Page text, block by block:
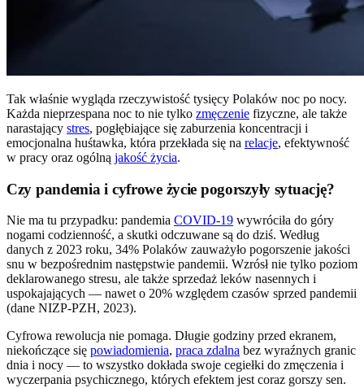
Tak właśnie wygląda rzeczywistość tysięcy Polaków noc po nocy.
Każda nieprzespana noc to nie tylko zmęczenie fizyczne, ale także
narastający stres, pogłębiające się zaburzenia koncentracji i
emocjonalna huśtawka, która przekłada się na relacje, efektywność
w pracy oraz ogólną jakość życia.
Czy pandemia i cyfrowe życie pogorszyły sytuację?
Nie ma tu przypadku: pandemia COVID-19 wywróciła do góry
nogami codzienność, a skutki odczuwane są do dziś. Według
danych z 2023 roku, 34% Polaków zauważyło pogorszenie jakości
snu w bezpośrednim następstwie pandemii. Wzrósł nie tylko poziom
deklarowanego stresu, ale także sprzedaż leków nasennych i
uspokajających — nawet o 20% względem czasów sprzed pandemii
(dane NIZP-PZH, 2023).
Cyfrowa rewolucja nie pomaga. Długie godziny przed ekranem,
niekończące się powiadomienia, praca zdalna bez wyraźnych granic
dnia i nocy — to wszystko dokłada swoje cegiełki do zmęczenia i
wyczerpania psychicznego, których efektem jest coraz gorszy sen.